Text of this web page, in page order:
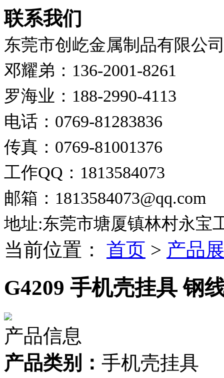
联系我们
东莞市创屹金属制品有限公
邓耀弟：136-2001-8261
罗海业：188-2990-4113
电话：0769-81283836
传真：0769-81001376
工作QQ：1813584073
邮箱：1813584073@qq.com
地址:东莞市塘厦镇林村永宝
当前位置： 首页 > 产品
G4209 手机壳挂具 钢
产品信息
产品类别： 手机壳挂具